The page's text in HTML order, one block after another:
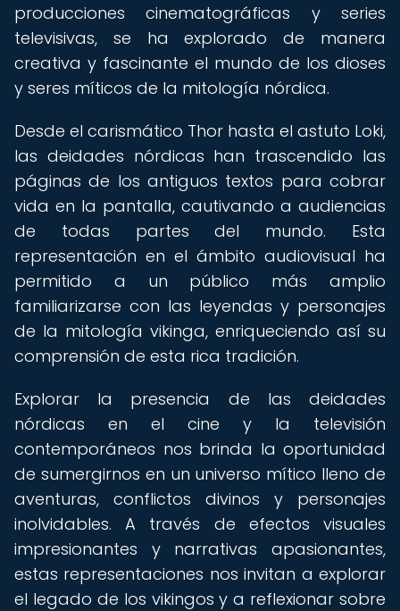
producciones cinematográficas y series
televisivas, se ha explorado de manera
creativa y fascinante el mundo de los dioses
y seres míticos de la mitología nórdica.
Desde el carismático Thor hasta el astuto Loki,
las deidades nórdicas han trascendido las
páginas de los antiguos textos para cobrar
vida en la pantalla, cautivando a audiencias
de todas partes del mundo. Esta
representación en el ámbito audiovisual ha
permitido a un público más amplio
familiarizarse con las leyendas y personajes
de la mitología vikinga, enriqueciendo así su
comprensión de esta rica tradición.
Explorar la presencia de las deidades
nórdicas en el cine y la televisión
contemporáneos nos brinda la oportunidad
de sumergirnos en un universo mítico lleno de
aventuras, conflictos divinos y personajes
inolvidables. A través de efectos visuales
impresionantes y narrativas apasionantes,
estas representaciones nos invitan a explorar
el legado de los vikingos y a reflexionar sobre